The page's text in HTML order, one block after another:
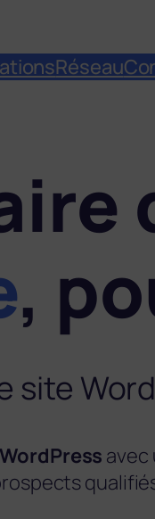
Réseau
,
site
avec